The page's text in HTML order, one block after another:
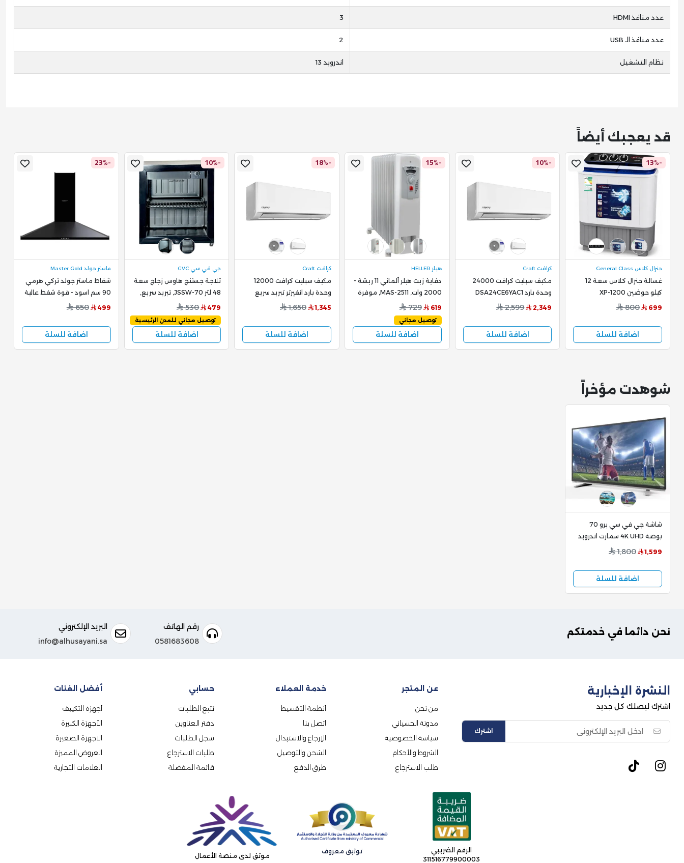
عدد منافذ HDMI 3
عدد منافذ الـ USB 2
نظام التشغيل اندرويد 13
قد يعجبك أيضاً
-13%
جنرال كلاس General Class
غسالة جنرال كلاس سعة 12
كيلو حوضين XP-1200
699
800
اضافة للسلة
-10%
كرافت Craft
مكيف سبليت كرافت 24000
وحدة بارد DSA24CE6YAC1
تبريد سريع وهادئ
2,349
2,599
اضافة للسلة
-15%
هيلر HELLER
دفاية زيت هيلر ألماني 11 ريشة -
2000 وات, MAS-2511, موفرة
للطاقة وآمنة
619
729
توصيل مجاني
اضافة للسلة
-18%
كرافت Craft
مكيف سبليت كرافت 12000
وحدة بارد انفيرتر تبريد سريع
وهادئ CSAC12FE6T
1,345
1,650
اضافة للسلة
-10%
جي في سي GVC
ثلاجة جستنج هاوس زجاج سعة
48 لتر JSSW-70, تبريد سريع,
أسود
479
530
توصيل مجاني للمدن الرئيسية
اضافة للسلة
-23%
ماستر جولد Master Gold
شفاط ماستر جولد تركي هرمي
90 سم اسود - قوة شفط عالية
499
650
اضافة للسلة
شوهدت مؤخراً
شاشة جي في سي برو 70
بوصة 4K UHD سمارت اندرويد
13 رسيفر داخلي GVC-
1,599
1,800
اضافة للسلة
نحن دائما في خدمتكم
رقم الهاتف
0581683608
البريد الإلكتروني
info@alhusayani.sa
النشرة الإخبارية
اشترك ليصلك كل جديد
اشترك
عن المتجر
من نحن
مدونة الحسياني
سياسة الخصوصية
الشروط والأحكام
طلب الاسترجاع
خدمة العملاء
أنظمة التقسيط
اتصل بنا
الإرجاع والاستبدال
الشحن والتوصيل
طرق الدفع
حسابي
تتبع الطلبات
دفتر العناوين
سجل الطلبات
طلبات الاسترجاع
قائمة المفضلة
أفضل الفئات
أجهزة التكييف
الأجهزة الكبيرة
الاجهزة الصغيرة
العروض المميزة
العلامات التجارية
الرقم الضريبي
311516779900003
توثيق معروف
موثق لدى منصة الأعمال